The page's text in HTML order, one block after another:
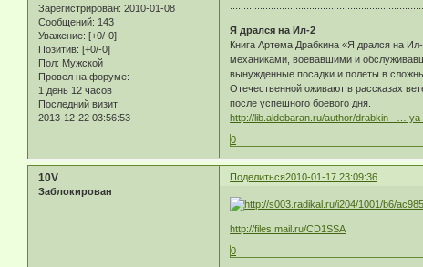
Зарегистрирован: 2010-01-08
Сообщений: 143
Уважение: [+0/-0]
Позитив: [+0/-0]
Пол: Мужской
Провел на форуме:
1 день 12 часов
Последний визит:
2013-12-22 03:56:53
Я дрался на Ил-2
Книга Артема Драбкина «Я дрался на
механиками, воевавшими и
вынужденные посадки и полеты в
Отечественной оживают в рассказах
после успешного боевого дня.
http://lib.aldebaran.ru/author/drabkin_ …
0
Поделиться2010-01-17 23:09:36
10V
Заблокирован
http://files.mail.ru/CD1SSA
0